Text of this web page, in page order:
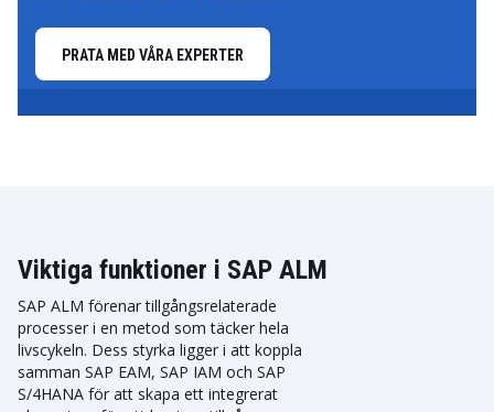
PRATA MED VÅRA EXPERTER
Viktiga funktioner i SAP ALM
SAP ALM förenar tillgångsrelaterade
processer i en metod som täcker hela
livscykeln. Dess styrka ligger i att koppla
samman SAP EAM, SAP IAM och SAP
S/4HANA för att skapa ett integrerat